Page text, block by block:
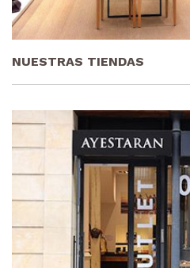
NUESTRAS TIENDAS